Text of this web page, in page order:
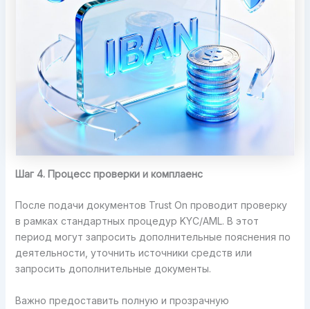
Шаг 4. Процесс проверки и комплаенс
После подачи документов Trust On проводит проверку
в рамках стандартных процедур KYC/AML. В этот
период могут запросить дополнительные пояснения по
деятельности, уточнить источники средств или
запросить дополнительные документы.
Важно предоставить полную и прозрачную